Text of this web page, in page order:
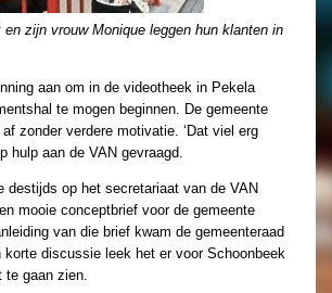
zijn vrouw Monique leggen hun klanten in
aan om in de videotheek in Pekela
te mogen beginnen. De gemeente
zonder verdere motivatie. ‘Dat viel erg
hulp aan de VAN gevraagd.
destijds op het secretariaat van de VAN
mooie conceptbrief voor de gemeente
van die brief kwam de gemeenteraad
korte discussie leek het er voor Schoonbeek
te gaan zien.